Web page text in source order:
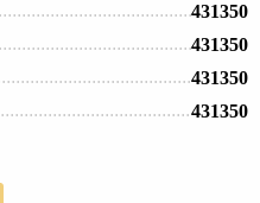
431350
431350
431350
431350